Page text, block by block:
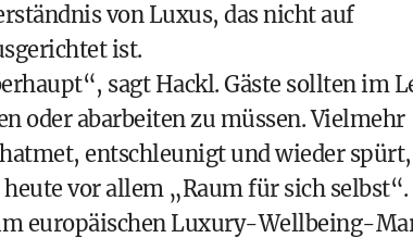
von Luxus, das nicht auf
ist.
sagt Hackl. Gäste sollten im
oder abarbeiten zu müssen. Vielmehr
entschleunigt und wieder spürt,
vor allem „Raum für sich selbst“.
europäischen Luxury-Wellbeing-